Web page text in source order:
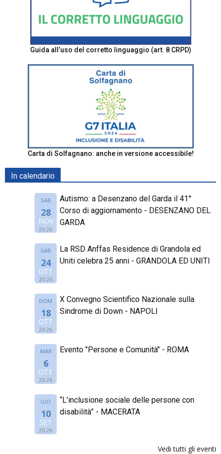
Guida all’uso del corretto linguaggio (art. 8 CRPD)
Carta di Solfagnano: anche in versione accessibile!
In calendario
SAB
28
NOV
2026
Autismo: a Desenzano del Garda il 41°
Corso di aggiornamento - DESENZANO DEL
GARDA
SAB
24
OTT
2026
La RSD Anffas Residence di Grandola ed
Uniti celebra 25 anni - GRANDOLA ED UNITI
DOM
18
OTT
2026
X Convegno Scientifico Nazionale sulla
Sindrome di Down - NAPOLI
MAR
6
OTT
2026
Evento "Persone e Comunità" - ROMA
GIO
10
SET
2026
“L’inclusione sociale delle persone con
disabilità” - MACERATA
Vedi tutti gli eventi